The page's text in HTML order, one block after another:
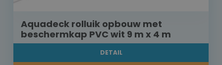
Aquadeck rolluik opbouw met
beschermkap PVC wit 9 m x 4 m
DETAIL